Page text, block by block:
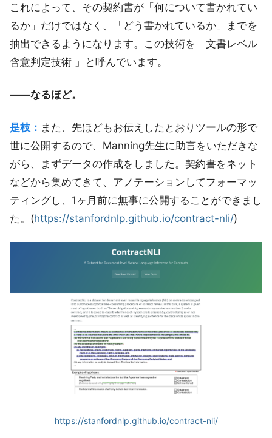
これによって、その契約書が「何について書かれてい
るか」だけではなく、「どう書かれているか」までを
抽出できるようになります。この技術を「文書レベル
含意判定技術 」と呼んでいます。
――なるほど。
是枝： また、先ほどもお伝えしたとおりツールの形で
世に公開するので、Manning先生に助言をいただきな
がら、まずデータの作成をしました。契約書をネット
などから集めてきて、アノテーションしてフォーマッ
ティングし、1ヶ月前に無事に公開することができまし
た。(https://stanfordnlp.github.io/contract-nli/)
https://stanfordnlp.github.io/contract-nli/